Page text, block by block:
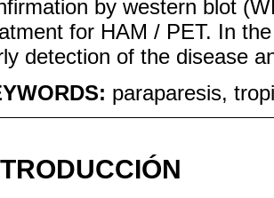
by western blot
for HAM / PET. In
detection of the disease
paraparesis,